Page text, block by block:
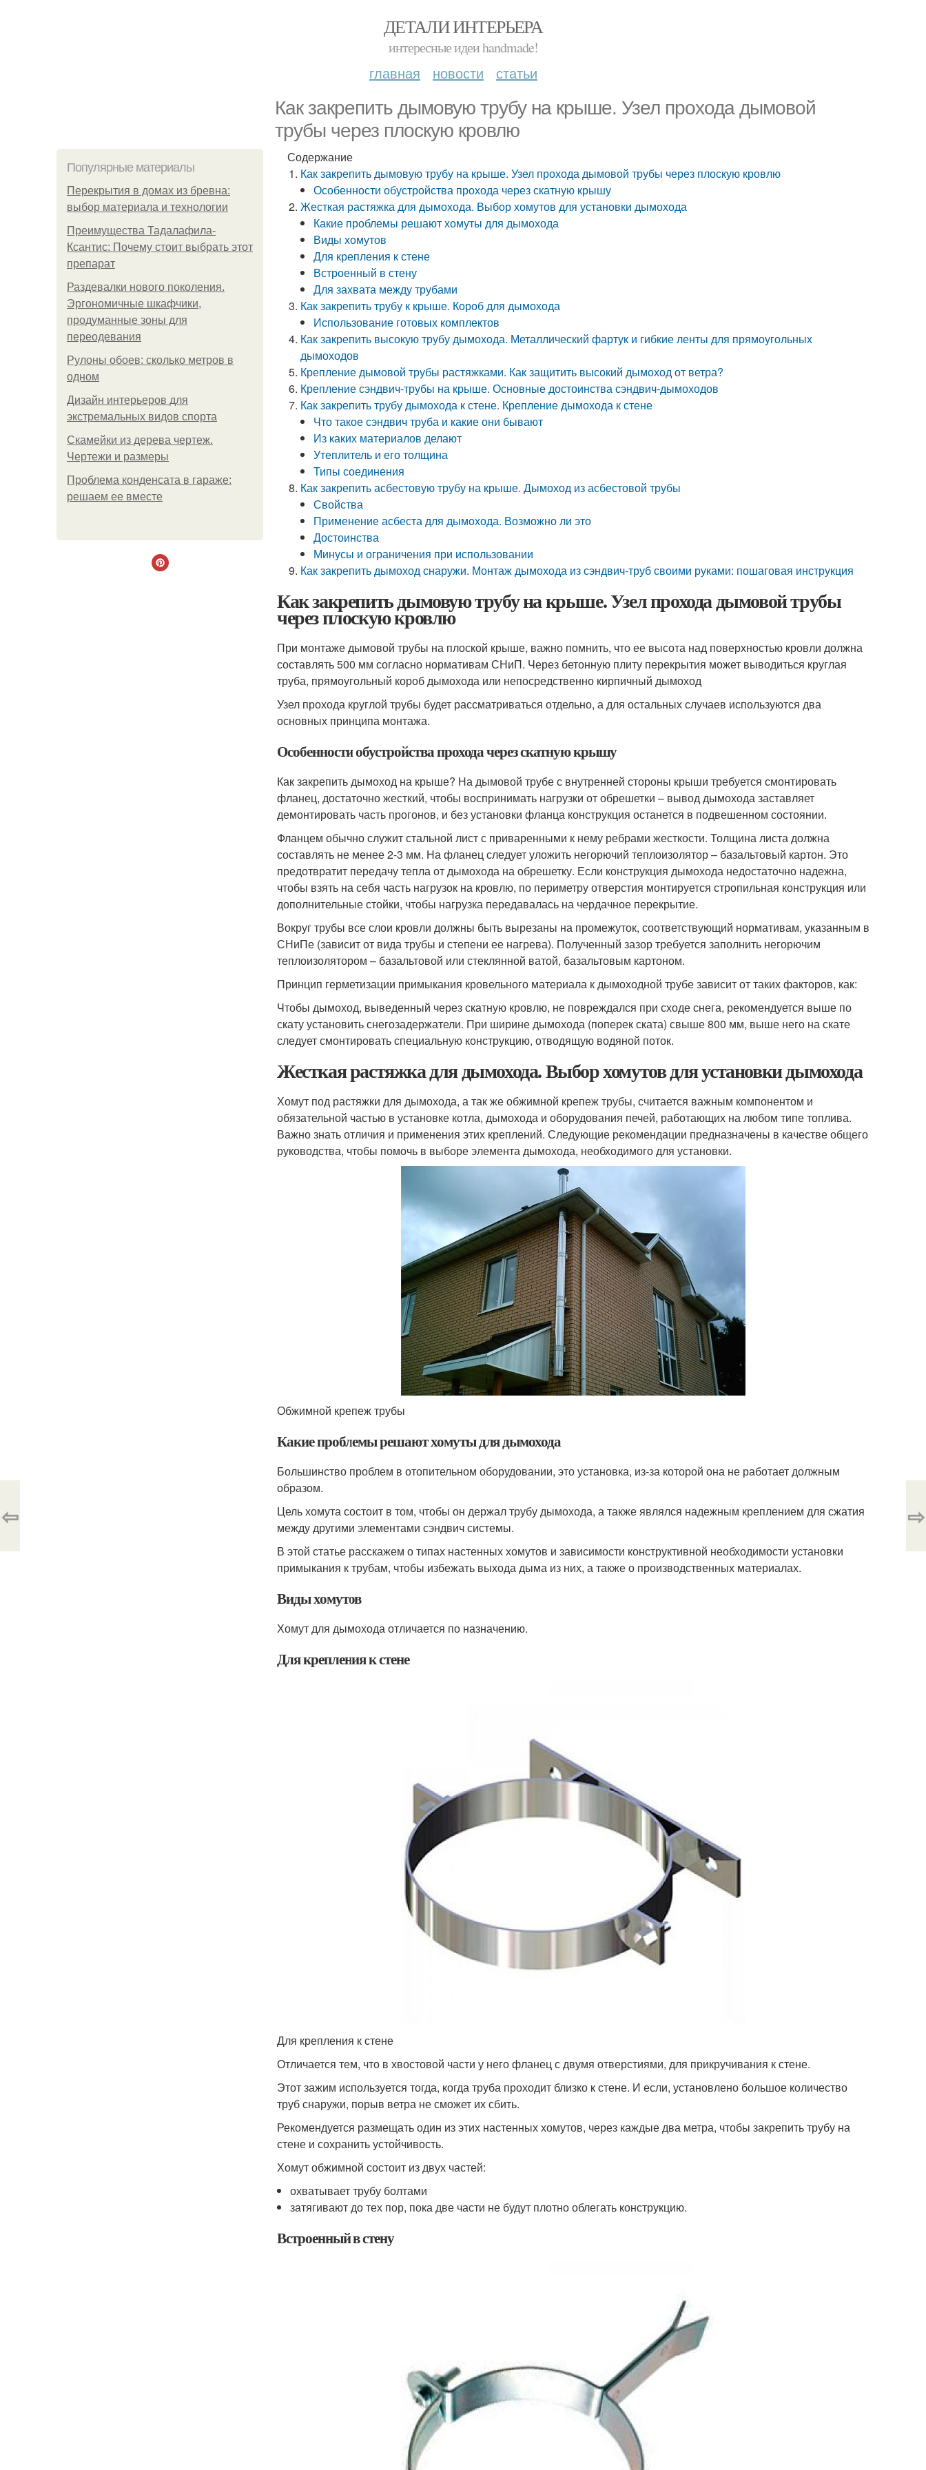
ДЕТАЛИ ИНТЕРЬЕРА
интересные идеи handmade!
главная новости статьи
Как закрепить дымовую трубу на крыше. Узел прохода дымовой
трубы через плоскую кровлю
Популярные материалы
Перекрытия в домах из бревна:
выбор материала и технологии
Преимущества Тадалафила-
Ксантис: Почему стоит выбрать этот
препарат
Раздевалки нового поколения.
Эргономичные шкафчики,
продуманные зоны для
переодевания
Рулоны обоев: сколько метров в
одном
Дизайн интерьеров для
экстремальных видов спорта
Скамейки из дерева чертеж.
Чертежи и размеры
Проблема конденсата в гараже:
решаем ее вместе
Содержание
Как закрепить дымовую трубу на крыше. Узел прохода дымовой трубы через плоскую кровлю
Особенности обустройства прохода через скатную крышу
Жесткая растяжка для дымохода. Выбор хомутов для установки дымохода
Какие проблемы решают хомуты для дымохода
Виды хомутов
Для крепления к стене
Встроенный в стену
Для захвата между трубами
Как закрепить трубу к крыше. Короб для дымохода
Использование готовых комплектов
Как закрепить высокую трубу дымохода. Металлический фартук и гибкие ленты для прямоугольных
дымоходов
Крепление дымовой трубы растяжками. Как защитить высокий дымоход от ветра?
Крепление сэндвич-трубы на крыше. Основные достоинства сэндвич-дымоходов
Как закрепить трубу дымохода к стене. Крепление дымохода к стене
Что такое сэндвич труба и какие они бывают
Из каких материалов делают
Утеплитель и его толщина
Типы соединения
Как закрепить асбестовую трубу на крыше. Дымоход из асбестовой трубы
Свойства
Применение асбеста для дымохода. Возможно ли это
Достоинства
Минусы и ограничения при использовании
Как закрепить дымоход снаружи. Монтаж дымохода из сэндвич-труб своими руками: пошаговая инструкция
Как закрепить дымовую трубу на крыше. Узел прохода дымовой трубы
через плоскую кровлю
При монтаже дымовой трубы на плоской крыше, важно помнить, что ее высота над поверхностью кровли должна
составлять 500 мм согласно нормативам СНиП. Через бетонную плиту перекрытия может выводиться круглая
труба, прямоугольный короб дымохода или непосредственно кирпичный дымоход
Узел прохода круглой трубы будет рассматриваться отдельно, а для остальных случаев используются два
основных принципа монтажа.
Особенности обустройства прохода через скатную крышу
Как закрепить дымоход на крыше? На дымовой трубе с внутренней стороны крыши требуется смонтировать
фланец, достаточно жесткий, чтобы воспринимать нагрузки от обрешетки – вывод дымохода заставляет
демонтировать часть прогонов, и без установки фланца конструкция останется в подвешенном состоянии.
Фланцем обычно служит стальной лист с приваренными к нему ребрами жесткости. Толщина листа должна
составлять не менее 2-3 мм. На фланец следует уложить негорючий теплоизолятор – базальтовый картон. Это
предотвратит передачу тепла от дымохода на обрешетку. Если конструкция дымохода недостаточно надежна,
чтобы взять на себя часть нагрузок на кровлю, по периметру отверстия монтируется стропильная конструкция или
дополнительные стойки, чтобы нагрузка передавалась на чердачное перекрытие.
Вокруг трубы все слои кровли должны быть вырезаны на промежуток, соответствующий нормативам, указанным в
СНиПе (зависит от вида трубы и степени ее нагрева). Полученный зазор требуется заполнить негорючим
теплоизолятором – базальтовой или стеклянной ватой, базальтовым картоном.
Принцип герметизации примыкания кровельного материала к дымоходной трубе зависит от таких факторов, как:
Чтобы дымоход, выведенный через скатную кровлю, не повреждался при сходе снега, рекомендуется выше по
скату установить снегозадержатели. При ширине дымохода (поперек ската) свыше 800 мм, выше него на скате
следует смонтировать специальную конструкцию, отводящую водяной поток.
Жесткая растяжка для дымохода. Выбор хомутов для установки дымохода
Хомут под растяжки для дымохода, а так же обжимной крепеж трубы, считается важным компонентом и
обязательной частью в установке котла, дымохода и оборудования печей, работающих на любом типе топлива.
Важно знать отличия и применения этих креплений. Следующие рекомендации предназначены в качестве общего
руководства, чтобы помочь в выборе элемента дымохода, необходимого для установки.
Обжимной крепеж трубы
Какие проблемы решают хомуты для дымохода
Большинство проблем в отопительном оборудовании, это установка, из-за которой она не работает должным
образом.
Цель хомута состоит в том, чтобы он держал трубу дымохода, а также являлся надежным креплением для сжатия
между другими элементами сэндвич системы.
В этой статье расскажем о типах настенных хомутов и зависимости конструктивной необходимости установки
примыкания к трубам, чтобы избежать выхода дыма из них, а также о производственных материалах.
Виды хомутов
Хомут для дымохода отличается по назначению.
Для крепления к стене
Для крепления к стене
Отличается тем, что в хвостовой части у него фланец с двумя отверстиями, для прикручивания к стене.
Этот зажим используется тогда, когда труба проходит близко к стене. И если, установлено большое количество
труб снаружи, порыв ветра не сможет их сбить.
Рекомендуется размещать один из этих настенных хомутов, через каждые два метра, чтобы закрепить трубу на
стене и сохранить устойчивость.
Хомут обжимной состоит из двух частей:
охватывает трубу болтами
затягивают до тех пор, пока две части не будут плотно облегать конструкцию.
Встроенный в стену
⇦ ⇨